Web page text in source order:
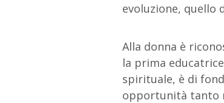
evoluzione, quello
Alla donna è
la prima
spirituale, è di
opportunità tanto